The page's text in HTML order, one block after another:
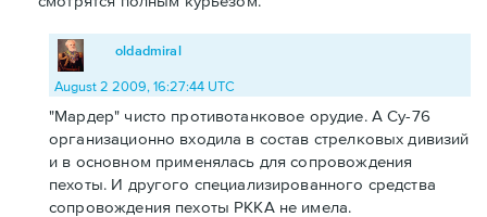
oldadmiral
August 2 2009, 16:27:44 UTC
"Мардер" чисто противотанковое орудие. А Су-76
организационно входила в состав стрелковых дивизий
и в основном применялась для сопровождения
пехоты. И другого специализированного средства
сопровождения пехоты РККА не имела.